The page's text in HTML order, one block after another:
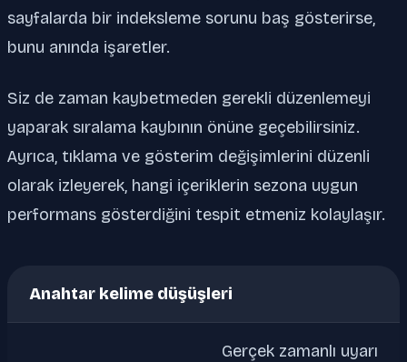
sayfalarda bir indeksleme sorunu baş gösterirse,
bunu anında işaretler.
Siz de zaman kaybetmeden gerekli düzenlemeyi
yaparak sıralama kaybının önüne geçebilirsiniz.
Ayrıca, tıklama ve gösterim değişimlerini düzenli
olarak izleyerek, hangi içeriklerin sezona uygun
performans gösterdiğini tespit etmeniz kolaylaşır.
Anahtar kelime düşüşleri
Gerçek zamanlı uyarı